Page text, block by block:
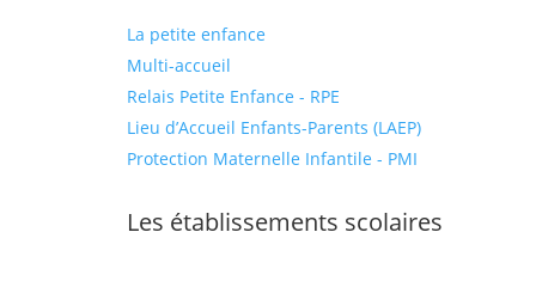
La petite enfance
Multi-accueil
Relais Petite Enfance - RPE
Lieu d’Accueil Enfants-Parents (LAEP)
Protection Maternelle Infantile - PMI
Les établissements scolaires